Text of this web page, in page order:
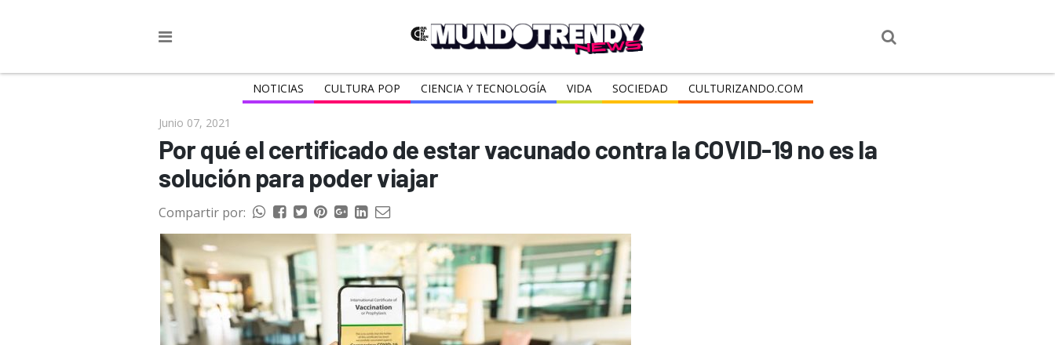
NOTICIAS CULTURA POP CIENCIA Y TECNOLOGÍA VIDA SOCIEDAD CULTURIZANDO.COM
Junio 07, 2021
Por qué el certificado de estar vacunado contra la COVID-19 no es la
solución para poder viajar
Compartir por: